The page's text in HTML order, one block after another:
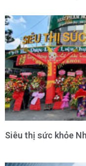
Siêu thị sức khỏe